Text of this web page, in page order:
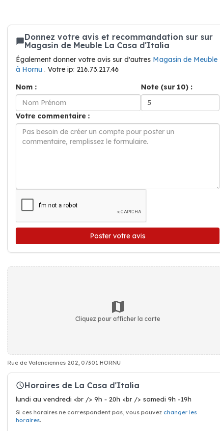
Donnez votre avis et recommandation sur sur
Magasin de Meuble La Casa d'Italia
Également donner votre avis sur d'autres Magasin de Meuble
à Hornu . Votre ip: 216.73.217.46
Nom :
Note (sur 10) :
Votre commentaire :
Poster votre avis
Cliquez pour afficher la carte
Rue de Valenciennes 202, 07301 HORNU
Horaires de La Casa d'Italia
lundi au vendredi <br /> 9h - 20h <br /> samedi 9h -19h
Si ces horaires ne correspondent pas, vous pouvez changer les
horaires.